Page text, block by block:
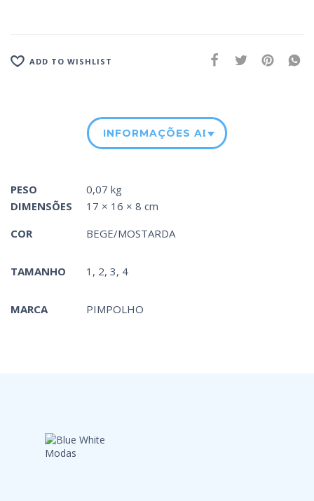
ADD TO WISHLIST
INFORMAÇÕES ADICIONAIS
PESO
0,07 kg
DIMENSÕES
17 × 16 × 8 cm
COR
BEGE/MOSTARDA
TAMANHO 1, 2, 3, 4
MARCA PIMPOLHO